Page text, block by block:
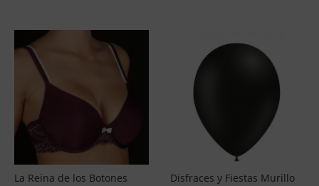
La Reina de los Botones Disfraces y Fiestas Murillo